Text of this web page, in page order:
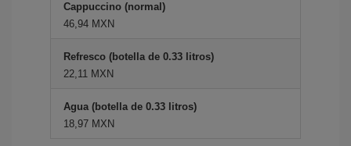
Cappuccino (normal)
46,94 MXN
Refresco (botella de 0.33 litros)
22,11 MXN
Agua (botella de 0.33 litros)
18,97 MXN